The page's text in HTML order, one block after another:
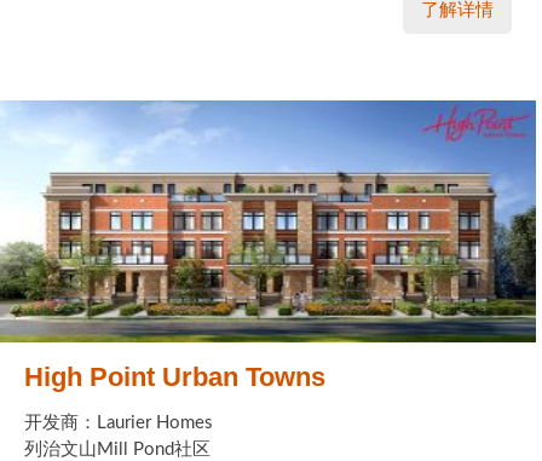
了解详情
High Point Urban Towns
开发商：Laurier Homes
列治文山Mill Pond社区